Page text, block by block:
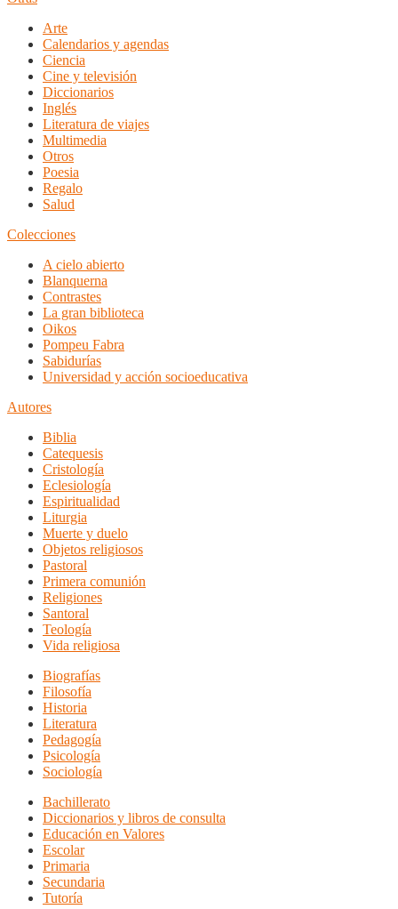
Arte
Calendarios y agendas
Ciencia
Cine y televisión
Diccionarios
Inglés
Literatura de viajes
Multimedia
Otros
Poesia
Regalo
Salud
Colecciones
A cielo abierto
Blanquerna
Contrastes
La gran biblioteca
Oikos
Pompeu Fabra
Sabidurías
Universidad y acción socioeducativa
Autores
Biblia
Catequesis
Cristología
Eclesiología
Espiritualidad
Liturgia
Muerte y duelo
Objetos religiosos
Pastoral
Primera comunión
Religiones
Santoral
Teología
Vida religiosa
Biografías
Filosofía
Historia
Literatura
Pedagogía
Psicología
Sociología
Bachillerato
Diccionarios y libros de consulta
Educación en Valores
Escolar
Primaria
Secundaria
Tutoría